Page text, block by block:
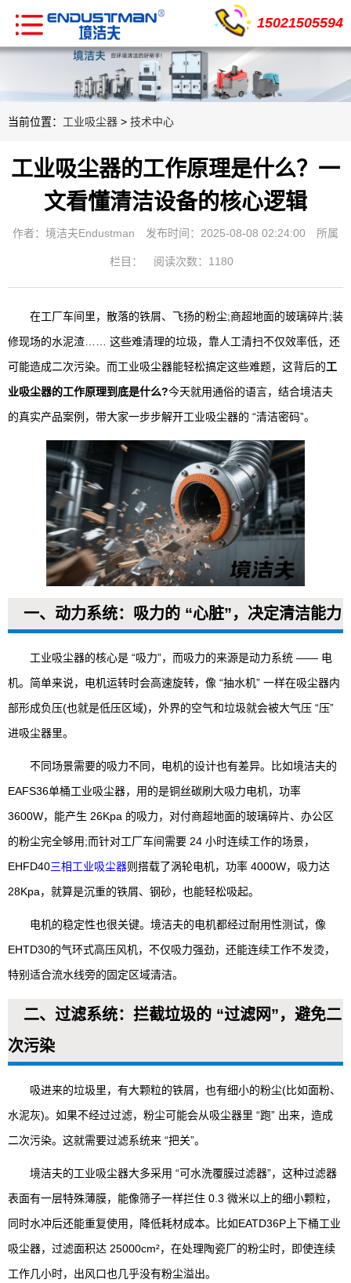
15021505594
当前位置： 工业吸尘器 > 技术中心
工业吸尘器的工作原理是什么？一
文看懂清洁设备的核心逻辑
作者：境洁夫Endustman 发布时间：2025-08-08 02:24:00 所属
栏目： 阅读次数：1180
在工厂车间里，散落的铁屑、飞扬的粉尘;商超地面的玻璃碎片;装
修现场的水泥渣…… 这些难清理的垃圾，靠人工清扫不仅效率低，还
可能造成二次污染。而工业吸尘器能轻松搞定这些难题，这背后的工
业吸尘器的工作原理到底是什么?今天就用通俗的语言，结合境洁夫
的真实产品案例，带大家一步步解开工业吸尘器的 “清洁密码”。
一、动力系统：吸力的 “心脏”，决定清洁能力
工业吸尘器的核心是 “吸力”，而吸力的来源是动力系统 —— 电
机。简单来说，电机运转时会高速旋转，像 “抽水机” 一样在吸尘器内
部形成负压(也就是低压区域)，外界的空气和垃圾就会被大气压 “压”
进吸尘器里。
不同场景需要的吸力不同，电机的设计也有差异。比如境洁夫的
EAFS36单桶工业吸尘器，用的是铜丝碳刷大吸力电机，功率
3600W，能产生 26Kpa 的吸力，对付商超地面的玻璃碎片、办公区
的粉尘完全够用;而针对工厂车间需要 24 小时连续工作的场景，
EHFD40三相工业吸尘器则搭载了涡轮电机，功率 4000W，吸力达
28Kpa，就算是沉重的铁屑、钢砂，也能轻松吸起。
电机的稳定性也很关键。境洁夫的电机都经过耐用性测试，像
EHTD30的气环式高压风机，不仅吸力强劲，还能连续工作不发烫，
特别适合流水线旁的固定区域清洁。
二、过滤系统：拦截垃圾的 “过滤网”，避免二
次污染
吸进来的垃圾里，有大颗粒的铁屑，也有细小的粉尘(比如面粉、
水泥灰)。如果不经过过滤，粉尘可能会从吸尘器里 “跑” 出来，造成
二次污染。这就需要过滤系统来 “把关”。
境洁夫的工业吸尘器大多采用 “可水洗覆膜过滤器”，这种过滤器
表面有一层特殊薄膜，能像筛子一样拦住 0.3 微米以上的细小颗粒，
同时水冲后还能重复使用，降低耗材成本。比如EATD36P上下桶工业
吸尘器，过滤面积达 25000cm²，在处理陶瓷厂的粉尘时，即使连续
工作几小时，出风口也几乎没有粉尘溢出。